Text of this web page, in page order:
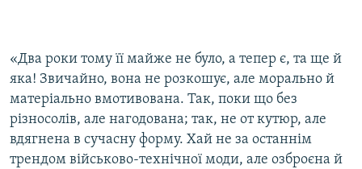
«Два роки тому її майже не було, а тепер є, та ще й
яка! Звичайно, вона не розкошує, але морально й
матеріально вмотивована. Так, поки що без
різносолів, але нагодована; так, не от кутюр, але
вдягнена в сучасну форму. Хай не за останнім
трендом військово-технічної моди, але озброєна й